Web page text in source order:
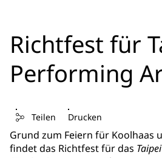
Richtfest für
Performing
Teilen Drucken
Grund zum Feiern für Koolhaas
findet das Richtfest für das